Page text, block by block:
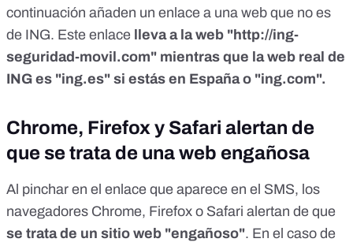
continuación añaden un enlace a una web que no es
de ING. Este enlace
lleva a la web "http://ing-
seguridad-movil.com" mientras que la web real de
ING es "ing.es" si estás en España o "ing.com".
Chrome, Firefox y Safari alertan de
que se trata de una web engañosa
Al pinchar en el enlace que aparece en el SMS, los
navegadores Chrome, Firefox o Safari alertan de que
se trata de un sitio web "engañoso". En el caso de